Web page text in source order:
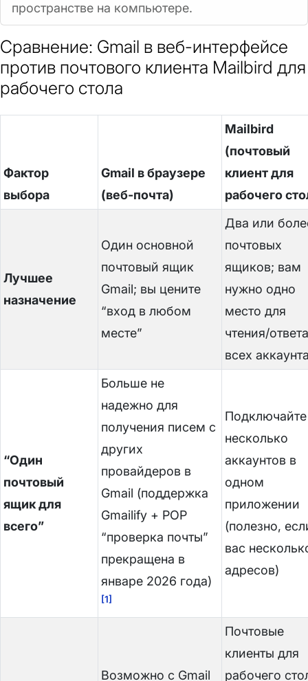
пространстве на компьютере.
Сравнение: Gmail в веб-интерфейсе
против почтового клиента Mailbird для
рабочего стола
Фактор
выбора
Gmail в браузере
(веб-почта)
Mailbird
(почтовый
клиент для
рабочего
Лучшее
назначение
Один основной
почтовый ящик
Gmail; вы цените
“вход в любом
месте”
Два или
почтовых
ящиков; вам
нужно одно
место для
чтения/
всех
“Один
почтовый
ящик для
всего”
Больше не
надежно для
получения писем с
других
провайдеров в
Gmail (поддержка
Gmailify + POP
“проверка почты”
прекращена в
январе 2026 года)
[1]
Подключайте
несколько
аккаунтов в
одном
приложении
(полезно,
вас
адресов)
Возможно с Gmail
Почтовые
клиенты для
рабочего